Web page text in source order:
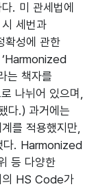
. 미 관세법에
세번과
확성에 관한
‘Harmonized
책자를
나뉘어 있으며,
다.) 과거에는
를 적용했지만,
다. Harmonized
등 다양한
의 HS Code가